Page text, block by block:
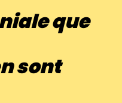
que
sont